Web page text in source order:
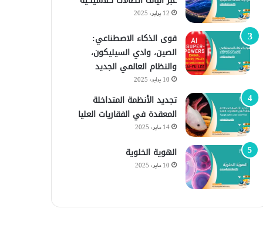
12 يوليو، 2025
قوى الذكاء الاصطناعي:
الصين، وادي السيليكون،
والنظام العالمي الجديد
10 يوليو، 2025
تجديد الأنظمة المتداخلة
المعقدة في الفقاريات العليا
14 مايو، 2025
الهوية الخلوية
10 مايو، 2025